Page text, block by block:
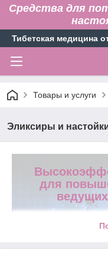
Средства для
Тибетская медицина
Товары и услуги
Эликсиры и
для
В нашей